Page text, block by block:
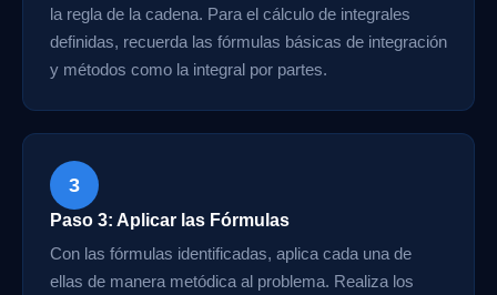
la regla de la cadena. Para el cálculo de integrales
definidas, recuerda las fórmulas básicas de integración
y métodos como la integral por partes.
3
Paso 3: Aplicar las Fórmulas
Con las fórmulas identificadas, aplica cada una de
ellas de manera metódica al problema. Realiza los